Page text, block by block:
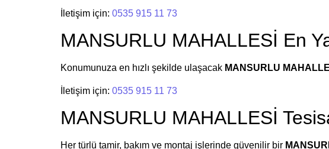
İletişim için: 0535 915 11 73
MANSURLU MAHALLESİ En
Konumunuza en hızlı şekilde ulaşacak MANSURLU
İletişim için: 0535 915 11 73
MANSURLU MAHALLESİ
Her türlü tamir, bakım ve montaj işlerinde güvenilir bir